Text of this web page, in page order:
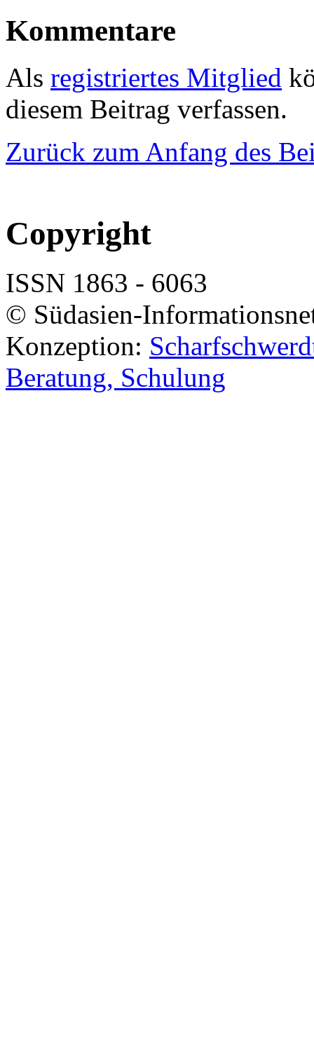
Kommentare
Als registriertes Mitglied
diesem Beitrag verfassen.
Zurück zum Anfang des
Copyright
ISSN 1863 - 6063
© Südasien-
Konzeption:
Beratung, Schulung